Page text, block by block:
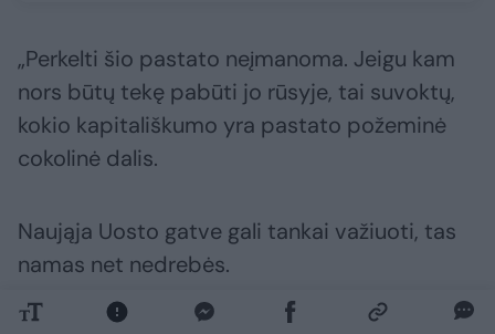
„Perkelti šio pastato neįmanoma. Jeigu kam
nors būtų tekę pabūti jo rūsyje, tai suvoktų,
kokio kapitališkumo yra pastato požeminė
cokolinė dalis.
Naująja Uosto gatve gali tankai važiuoti, tas
namas net nedrebės.